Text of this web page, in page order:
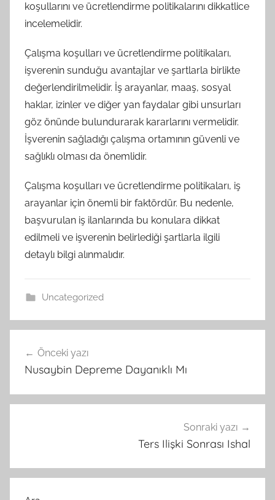
koşullarını ve ücretlendirme politikalarını dikkatlice
incelemelidir.
Çalışma koşulları ve ücretlendirme politikaları,
işverenin sunduğu avantajlar ve şartlarla birlikte
değerlendirilmelidir. İş arayanlar, maaş, sosyal
haklar, izinler ve diğer yan faydalar gibi unsurları
göz önünde bulundurarak kararlarını vermelidir.
İşverenin sağladığı çalışma ortamının güvenli ve
sağlıklı olması da önemlidir.
Çalışma koşulları ve ücretlendirme politikaları, iş
arayanlar için önemli bir faktördür. Bu nedenle,
başvurulan iş ilanlarında bu konulara dikkat
edilmeli ve işverenin belirlediği şartlarla ilgili
detaylı bilgi alınmalıdır.
Uncategorized
gezinmesi
Önceki yazı
Nusaybin Depreme Dayanıklı Mı
Sonraki yazı
Ters Ilişki Sonrası Ishal